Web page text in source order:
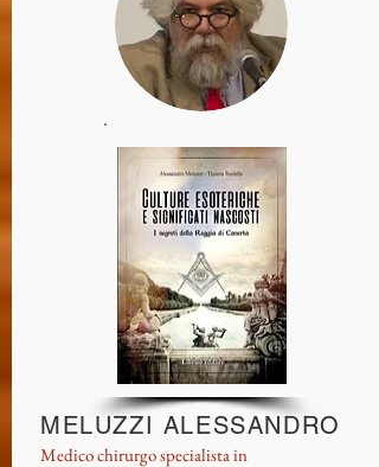
MELUZZI ALESSANDRO
Medico chirurgo specialista in